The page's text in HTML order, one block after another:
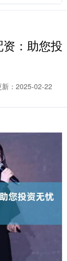
：助您投
新：2025-02-22